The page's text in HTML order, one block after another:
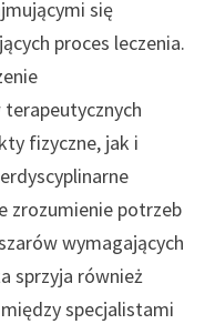
się
proces leczenia.
fizyczne, jak i
zrozumienie potrzeb
wymagających
sprzyja również
specjalistami